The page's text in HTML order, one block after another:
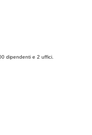
dipendenti e 2 uffici.